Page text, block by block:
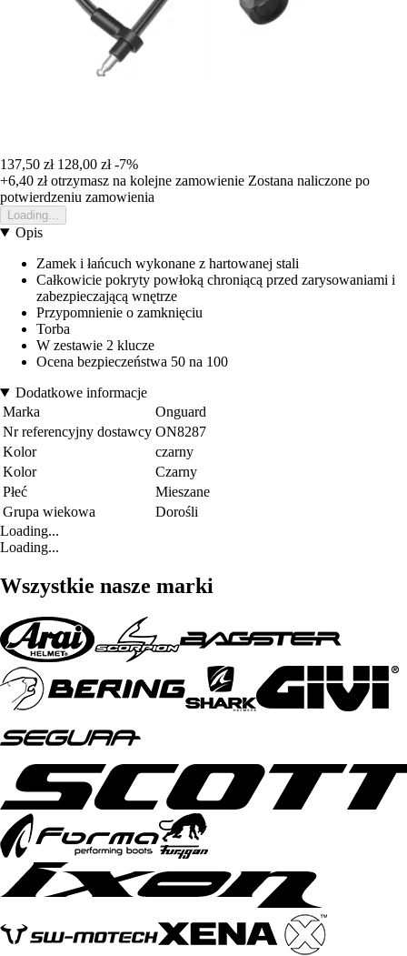
137,50 zł 128,00 zł -7%
+6,40 złotrzymasz na kolejne zamowienie Zostana naliczone po
potwierdzeniu zamowienia
Loading...
Opis
Zamek i łańcuch wykonane z hartowanej stali
Całkowicie pokryty powłoką chroniącą przed zarysowaniami i
zabezpieczającą wnętrze
Przypomnienie o zamknięciu
Torba
W zestawie 2 klucze
Ocena bezpieczeństwa 50 na 100
Dodatkowe informacje
Marka
Onguard
Nr referencyjny dostawcy ON8287
Kolor
czarny
Kolor
Czarny
Płeć
Mieszane
Grupa wiekowa
Dorośli
Loading...
Loading...
Wszystkie nasze marki